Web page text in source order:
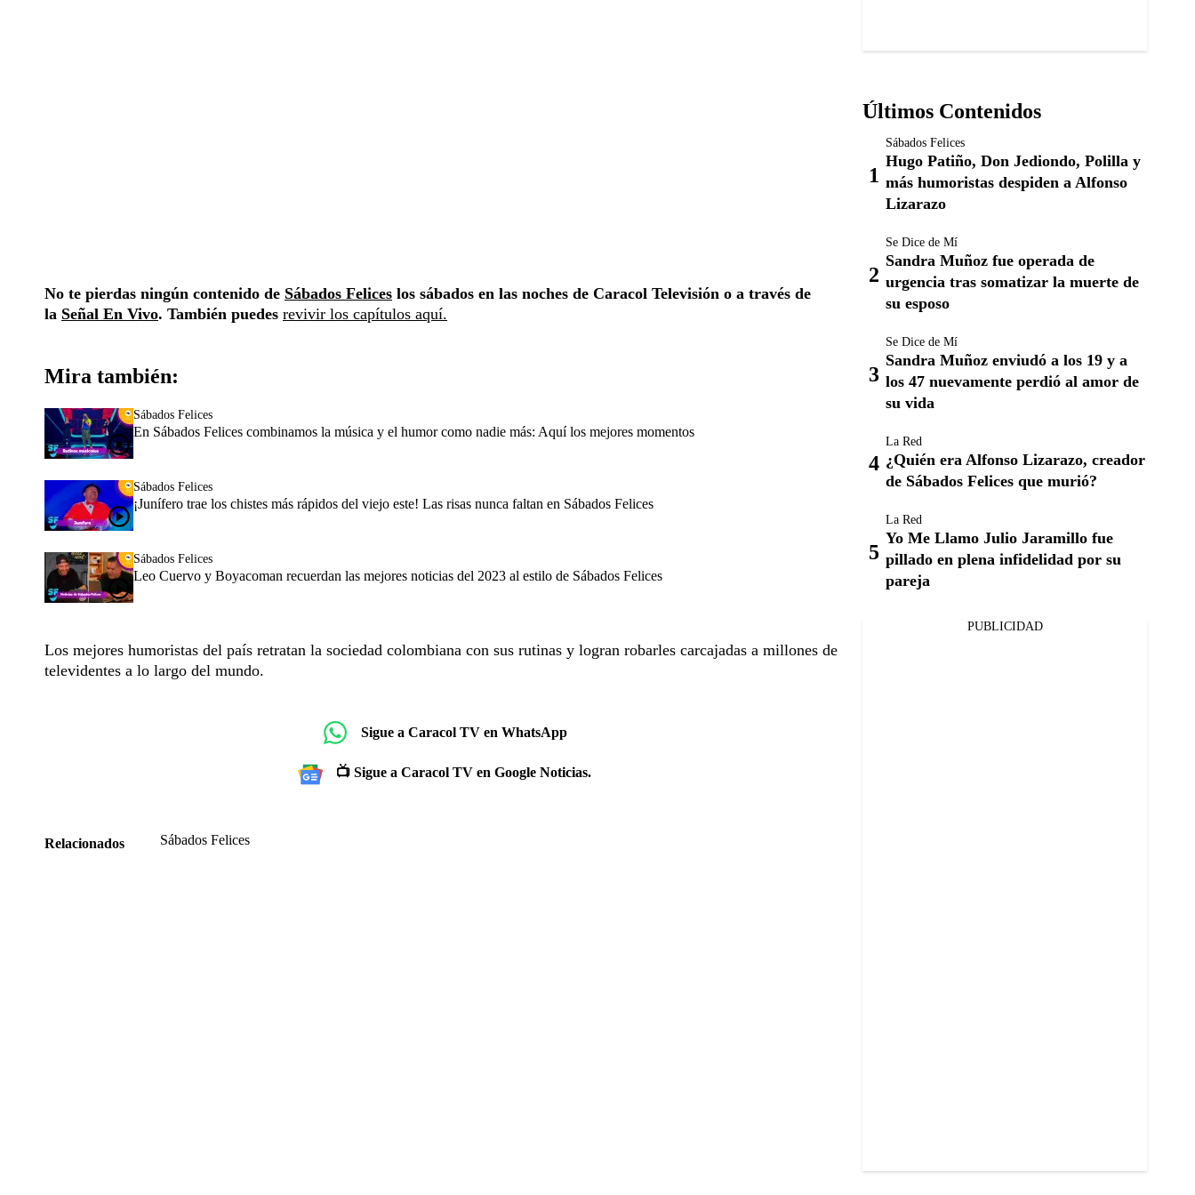
No te pierdas ningún contenido de Sábados Felices los sábados en las noches de Caracol Televisión o a través de
la Señal En Vivo. También puedes revivir los capítulos aquí.
Mira también:
Sábados Felices
En Sábados Felices combinamos la música y el humor como nadie más: Aquí los mejores momentos
Sábados Felices
¡Junífero trae los chistes más rápidos del viejo este! Las risas nunca faltan en Sábados Felices
Sábados Felices
Leo Cuervo y Boyacoman recuerdan las mejores noticias del 2023 al estilo de Sábados Felices
Los mejores humoristas del país retratan la sociedad colombiana con sus rutinas y logran robarles carcajadas a millones de
televidentes a lo largo del mundo.
Sigue a Caracol TV en WhatsApp
📺 Sigue a Caracol TV en Google Noticias.
Relacionados Sábados Felices
Últimos Contenidos
Sábados Felices
Hugo Patiño, Don Jediondo, Polilla y
más humoristas despiden a Alfonso
Lizarazo
Se Dice de Mí
Sandra Muñoz fue operada de
urgencia tras somatizar la muerte de
su esposo
Se Dice de Mí
Sandra Muñoz enviudó a los 19 y a
los 47 nuevamente perdió al amor de
su vida
La Red
¿Quién era Alfonso Lizarazo, creador
de Sábados Felices que murió?
La Red
Yo Me Llamo Julio Jaramillo fue
pillado en plena infidelidad por su
pareja
PUBLICIDAD